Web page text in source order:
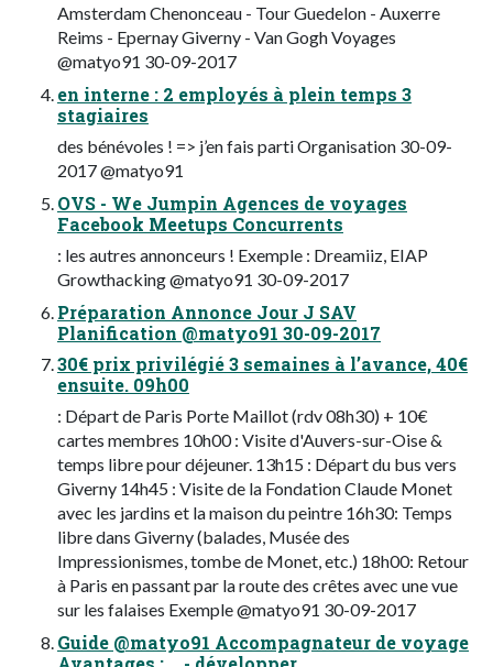
Amsterdam Chenonceau - Tour Guedelon - Auxerre
Reims - Epernay Giverny - Van Gogh Voyages
@matyo91 30-09-2017
en interne : 2 employés à plein temps 3
stagiaires
des bénévoles ! => j’en fais parti Organisation 30-09-
2017 @matyo91
OVS - We Jumpin Agences de voyages
Facebook Meetups Concurrents
: les autres annonceurs ! Exemple : Dreamiiz, EIAP
Growthacking @matyo91 30-09-2017
Préparation Annonce Jour J SAV
Planification @matyo91 30-09-2017
30€ prix privilégié 3 semaines à l’avance, 40€
ensuite. 09h00
: Départ de Paris Porte Maillot (rdv 08h30) + 10€
cartes membres 10h00 : Visite d'Auvers-sur-Oise &
temps libre pour déjeuner. 13h15 : Départ du bus vers
Giverny 14h45 : Visite de la Fondation Claude Monet
avec les jardins et la maison du peintre 16h30: Temps
libre dans Giverny (balades, Musée des
Impressionismes, tombe de Monet, etc.) 18h00: Retour
à Paris en passant par la route des crêtes avec une vue
sur les falaises Exemple @matyo91 30-09-2017
Guide @matyo91 Accompagnateur de voyage